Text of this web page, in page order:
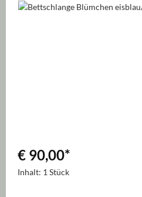
Bildergalerie überspringen
€ 90,00*
Inhalt: 1 Stück